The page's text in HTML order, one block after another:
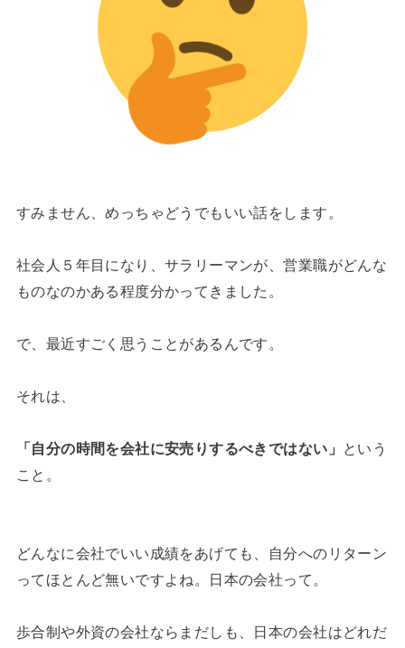
すみません、めっちゃどうでもいい話をします。
社会人５年目になり、サラリーマンが、営業職がどんな
ものなのかある程度分かってきました。
で、最近すごく思うことがあるんです。
それは、
「自分の時間を会社に安売りするべきではない」
という
こと。
どんなに会社でいい成績をあげても、自分へのリターン
ってほとんど無いですよね。日本の会社って。
歩合制や外資の会社ならまだしも、日本の会社はどれだ